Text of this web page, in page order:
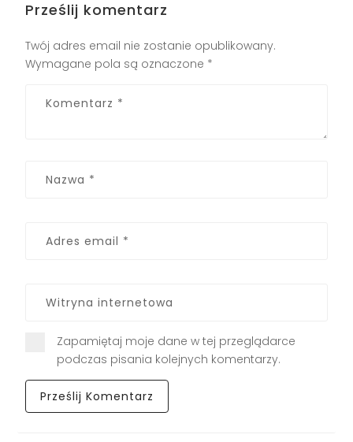
Prześlij komentarz
Twój adres email nie zostanie opublikowany.
Wymagane pola są oznaczone *
Zapamiętaj moje dane w tej przeglądarce
podczas pisania kolejnych komentarzy.